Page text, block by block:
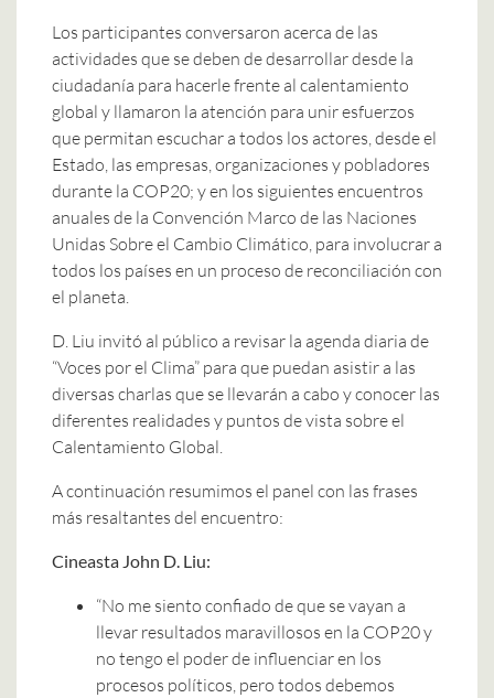
Los participantes conversaron acerca de las
actividades que se deben de desarrollar desde la
ciudadanía para hacerle frente al calentamiento
global y llamaron la atención para unir esfuerzos
que permitan escuchar a todos los actores, desde el
Estado, las empresas, organizaciones y pobladores
durante la COP20; y en los siguientes encuentros
anuales de la Convención Marco de las Naciones
Unidas Sobre el Cambio Climático, para involucrar a
todos los países en un proceso de reconciliación con
el planeta.
D. Liu invitó al público a revisar la agenda diaria de
“Voces por el Clima” para que puedan asistir a las
diversas charlas que se llevarán a cabo y conocer las
diferentes realidades y puntos de vista sobre el
Calentamiento Global.
A continuación resumimos el panel con las frases
más resaltantes del encuentro:
Cineasta John D. Liu:
“No me siento confiado de que se vayan a
llevar resultados maravillosos en la COP20 y
no tengo el poder de influenciar en los
procesos políticos, pero todos debemos